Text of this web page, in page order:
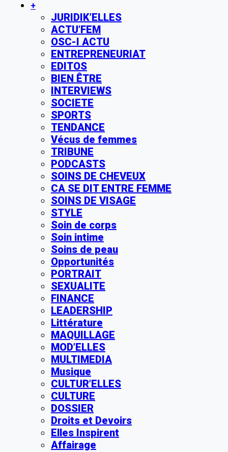
+
JURIDIK’ELLES
ACTU’FEM
OSC-I ACTU
ENTREPRENEURIAT
EDITOS
BIEN ÊTRE
INTERVIEWS
SOCIETE
SPORTS
TENDANCE
Vécus de femmes
TRIBUNE
PODCASTS
SOINS DE CHEVEUX
CA SE DIT ENTRE FEMME
SOINS DE VISAGE
STYLE
Soin de corps
Soin intime
Soins de peau
Opportunités
PORTRAIT
SEXUALITE
FINANCE
LEADERSHIP
Littérature
MAQUILLAGE
MOD’ELLES
MULTIMEDIA
Musique
CULTUR’ELLES
CULTURE
DOSSIER
Droits et Devoirs
Elles Inspirent
Affairage